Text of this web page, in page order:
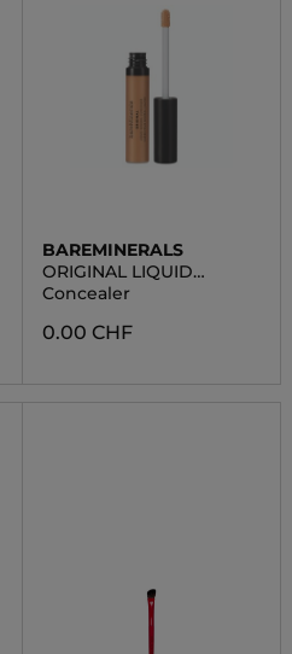
BAREMINERALS
ORIGINAL LIQUID
MINERAL CONCEALER
Concealer
0.00 CHF